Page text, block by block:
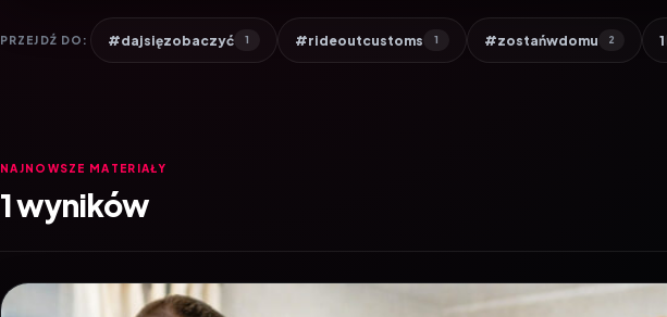
PRZEJDŹ DO: #dajsięzobaczyć 1 #rideoutcustoms 1 #zostańwdomu 2 1
NAJNOWSZE MATERIAŁY
1 wyników